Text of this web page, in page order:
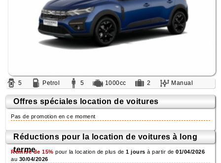
5 Petrol 5 1000cc 2 Manual
Offres spéciales location de voitures
Pas de promotion en ce moment
Réductions pour la location de voitures à long
terme
Remise de 15% pour la location de plus de1 jours à partir de01/04/2026
au 30/04/2026